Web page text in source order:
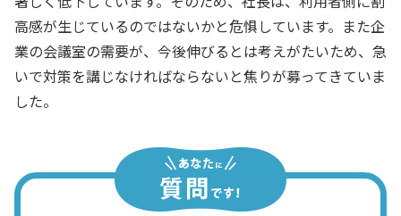
高感が生じているのではないかと危惧しています。また企
業の会議室の需要が、今後伸びるとは考えがたいため、急
いで対策を講じなければならないと焦りが募ってきていま
した。